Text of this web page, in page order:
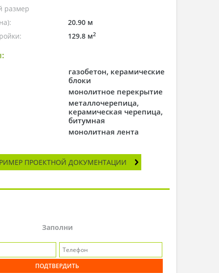
размер
20.90 м
129.8 м2
газобетон, керамические
блоки
монолитное перекрытие
металлочерепица,
керамическая черепица,
битумная
монолитная лента
ПРОЕКТНОЙ ДОКУМЕНТАЦИИ
Заполни